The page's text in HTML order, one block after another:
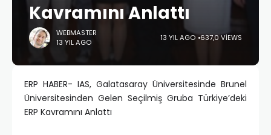
Kavramını Anlattı
WEBMASTER
13 YIL AGO
13 YIL AGO 637,0 VIEWS
ERP HABER- IAS, Galatasaray Üniversitesinde Brunel
Üniversitesinden Gelen Seçilmiş Gruba Türkiye’deki
ERP Kavramını Anlattı